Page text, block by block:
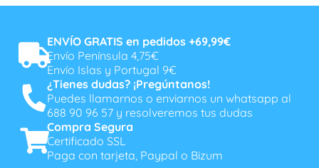
ENVÍO GRATIS en pedidos +69,99€
Envío Península 4,75€
Envío Islas y Portugal 9€
¿Tienes dudas? ¡Pregúntanos!
Puedes llamarnos o enviarnos un whatsapp al
688 90 96 57 y resolveremos tus dudas
Compra Segura
Certificado SSL
Paga con tarjeta, Paypal o Bizum